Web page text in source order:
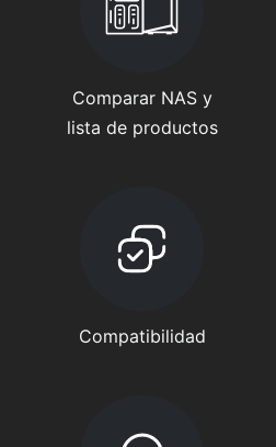
Comparar NAS y
lista de productos
Compatibilidad